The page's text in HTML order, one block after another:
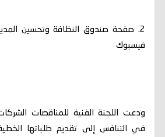
2. صفحة صندوق النظافة وتحسين
فيسبوك
ودعت اللجنة الفنية للمناقصات
في التنافس إلى تقديم طلباتها